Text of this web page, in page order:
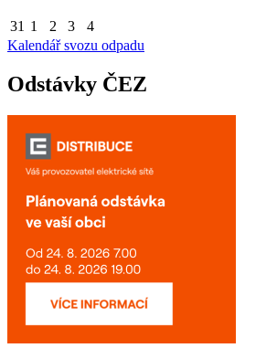
31 1 2 3 4
Kalendář svozu odpadu
Odstávky ČEZ